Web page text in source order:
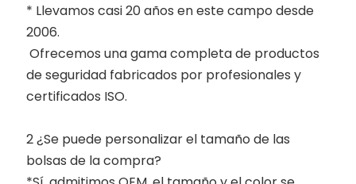
* Llevamos casi 20 años en este campo desde
2006.
Ofrecemos una gama completa de productos
de seguridad fabricados por profesionales y
certificados ISO.
2 ¿Se puede personalizar el tamaño de las
bolsas de la compra?